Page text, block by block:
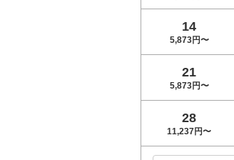
14
5,873円〜
21
5,873円〜
28
11,237円〜